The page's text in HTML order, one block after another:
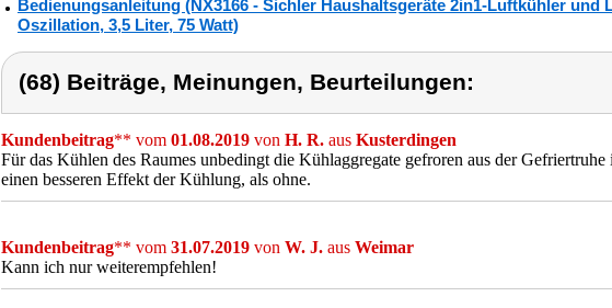
Bedienungsanleitung (NX3166 - Sichler Haushaltsgeräte 2in1-Luftkühler und
Oszillation, 3,5 Liter, 75 Watt)
(68) Beiträge, Meinungen, Beurteilungen:
Kundenbeitrag** vom 01.08.2019 von H. R. aus Kusterdingen
Für das Kühlen des Raumes unbedingt die Kühlaggregate gefroren aus der
einen besseren Effekt der Kühlung, als ohne.
Kundenbeitrag** vom 31.07.2019 von W. J. aus Weimar
Kann ich nur weiterempfehlen!